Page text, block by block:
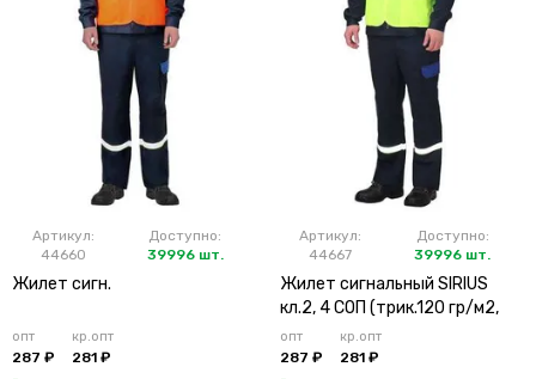
Артикул:
44660
Доступно:
39996 шт.
Жилет сигн.
опт
287 ₽
кр.опт
281 ₽
Артикул:
44667
Доступно:
39996 шт.
Жилет сигнальный SIRIUS
кл.2, 4 СОП (трик.120 гр/м2,
карманы) лимонный
опт
287 ₽
кр.опт
281 ₽